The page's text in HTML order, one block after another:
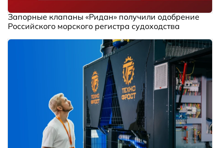
Запорные клапаны «Ридан» получили одобрение
Российского морского регистра судоходства